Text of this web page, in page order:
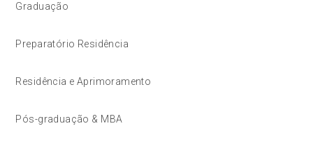
Graduação
Preparatório Residência
Residência e Aprimoramento
Pós-graduação & MBA